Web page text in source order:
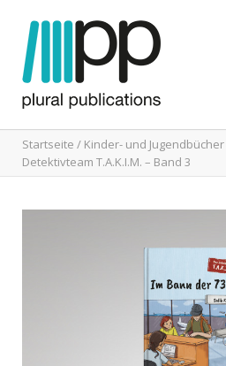
Startseite / Kinder- und Jugendbücher
Detektivteam T.A.K.I.M. – Band 3